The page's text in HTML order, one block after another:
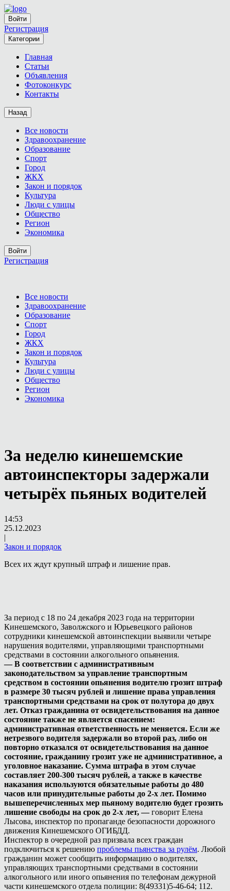
Войти
Регистрация
Категории
Главная
Статьи
Объявления
Фотоконкурс
Контакты
Назад
Все новости
Здравоохранение
Образование
Спорт
Город
ЖКХ
Закон и порядок
Культура
Люди с улицы
Общество
Регион
Экономика
Войти
Регистрация
Все новости
Здравоохранение
Образование
Спорт
Город
ЖКХ
Закон и порядок
Культура
Люди с улицы
Общество
Регион
Экономика
За неделю кинешемские
автоинспекторы задержали
четырёх пьяных водителей
14:53
25.12.2023
|
Закон и порядок
Всех их ждут крупный штраф и лишение прав.
За период с 18 по 24 декабря 2023 года на территории
Кинешемского, Заволжского и Юрьевецкого районов
сотрудники кинешемской автоинспекции выявили четыре
нарушения водителями, управляющими транспортными
средствами в состоянии алкогольного опьянения.
— В соответствии с административным
законодательством за управление транспортным
средством в состоянии опьянения водителю грозит штраф
в размере 30 тысяч рублей и лишение права управления
транспортными средствами на срок от полутора до двух
лет. Отказ гражданина от освидетельствования на данное
состояние также не является спасением:
административная ответственность не меняется. Если же
нетрезвого водителя задержали во второй раз, либо он
повторно отказался от освидетельствования на данное
состояние, гражданину грозит уже не административное, а
уголовное наказание. Сумма штрафа в этом случае
составляет 200-300 тысяч рублей, а также в качестве
наказания используются обязательные работы до 480
часов или принудительные работы до 2-х лет. Помимо
вышеперечисленных мер пьяному водителю будет грозить
лишение свободы на срок до 2-х лет, —говорит Елена
Лысова, инспектор по пропаганде безопасности дорожного
движения Кинешемского ОГИБДД.
Инспектор в очередной раз призвала всех граждан
подключиться к решению проблемы пьянства за рулём. Любой
гражданин может сообщить информацию о водителях,
управляющих транспортными средствами в состоянии
алкогольного или иного опьянения по телефонам дежурной
части кинешемского отдела полиции: 8(49331)5-46-64; 112.